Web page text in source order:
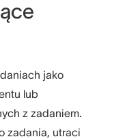
jako
lub
z zadaniem.
zadania, utraci